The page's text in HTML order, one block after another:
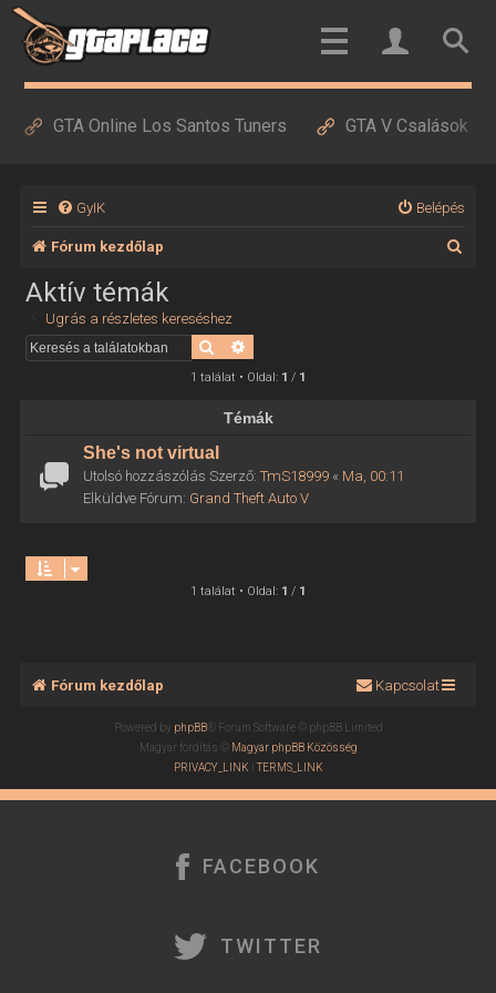
GTA Online Los Santos Tuners GTA V Csalások
GyIK Belépés
Fórum kezdőlap
Aktív témák
Ugrás a részletes kereséshez
Keresés
1 találat • Oldal: 1 / 1
Témák
She's not virtual
Utolsó hozzászólás Szerző: TmS18999« Ma, 00:11
Elküldve Fórum: Grand Theft Auto V
1 találat • Oldal: 1 / 1
Fórum kezdőlap Kapcsolat
Powered by phpBB® Forum Software © phpBB Limited
Magyar fordítás ©
Magyar phpBB Közösség
PRIVACY_LINK| TERMS_LINK
FACEBOOK
TWITTER